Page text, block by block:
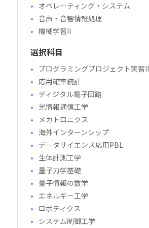
オペレーティング・システム
音声・音響情報処理
機械学習II
選択科目
プログラミングプロジェクト実習II
応用確率統計
ディジタル電子回路
光情報通信工学
メカトロニクス
海外インターンシップ
データサイエンス応用PBL
生体計測工学
量子力学基礎
量子情報の数学
エネルギー工学
ロボティクス
システム制御工学